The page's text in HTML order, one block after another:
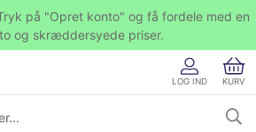
på "Opret konto" og få fordele med en
og skræddersyede priser.
LOG IND KURV